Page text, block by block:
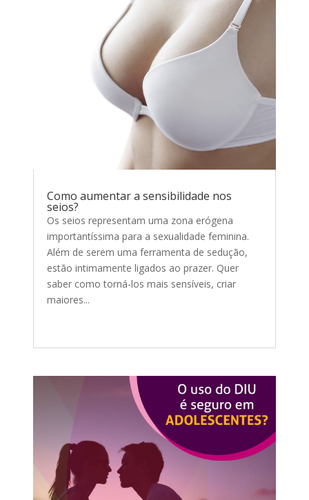
Como aumentar a sensibilidade nos
seios?
Os seios representam uma zona erógena
importantíssima para a sexualidade feminina.
Além de serem uma ferramenta de sedução,
estão intimamente ligados ao prazer. Quer
saber como torná-los mais sensíveis, criar
maiores...